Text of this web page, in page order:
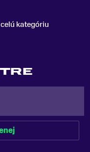
kategóriu